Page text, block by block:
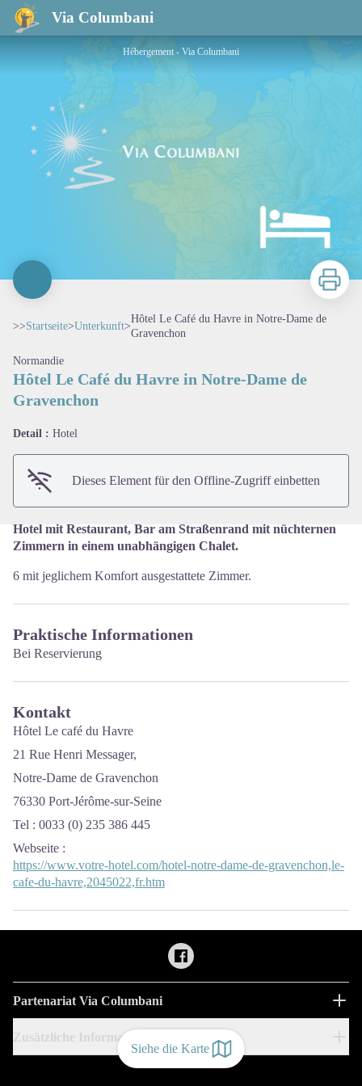
Via Columbani
Hôtel Le Café du Havre in Notre-Dame de Gravenchon
Siehe die Karte
Hébergement - Via Columbani
Zu
>>Startseite>Unterkunft>
Hôtel Le Café du Havre in Notre-Dame de
Gravenchon
Normandie
Hôtel Le Café du Havre in Notre-Dame de
Gravenchon
Detail : Hotel
Dieses Element für den Offline-Zugriff einbetten
Hotel mit Restaurant, Bar am Straßenrand mit nüchternen
Zimmern in einem unabhängigen Chalet.
6 mit jeglichem Komfort ausgestattete Zimmer.
Praktische Informationen
Bei Reservierung
Kontakt
Hôtel Le café du Havre
21 Rue Henri Messager,
Notre-Dame de Gravenchon
76330 Port-Jérôme-sur-Seine
Tel : 0033 (0) 235 386 445
Webseite :
https://www.votre-hotel.com/hotel-notre-dame-de-gravenchon,le-
cafe-du-havre,2045022,fr.htm
Partenariat Via Columbani
Zusätzliche Informationen